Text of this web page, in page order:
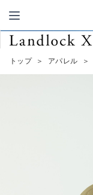
トップ ＞ アパレル ＞